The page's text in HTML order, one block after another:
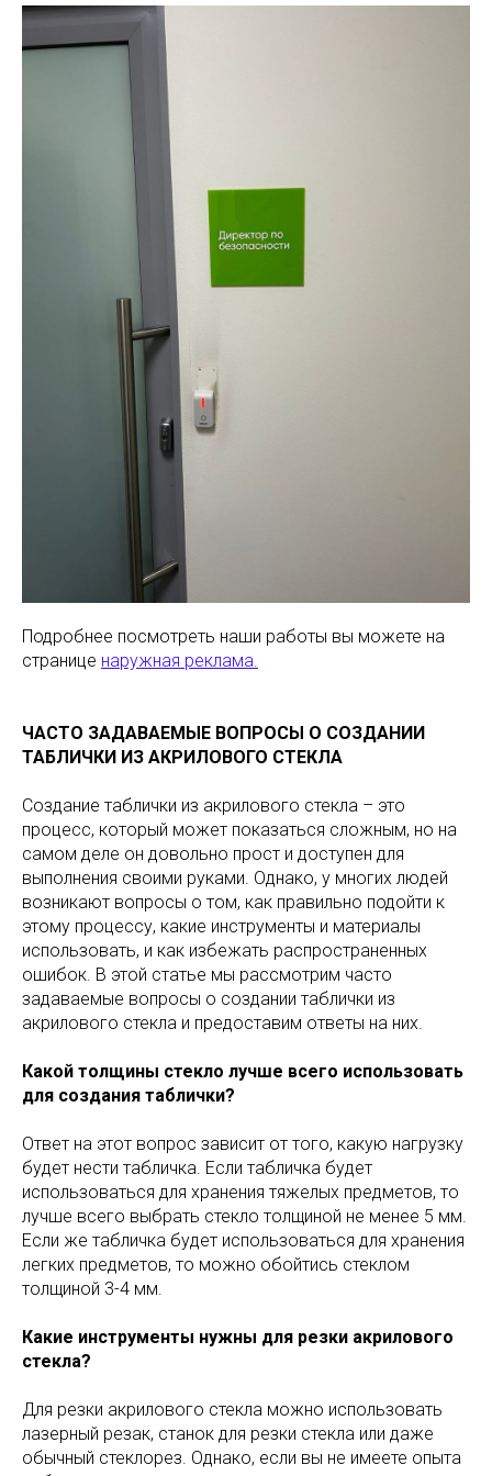
Подробнее посмотреть наши работы вы можете на
странице наружная реклама.
ЧАСТО ЗАДАВАЕМЫЕ ВОПРОСЫ О СОЗДАНИИ
ТАБЛИЧКИ ИЗ АКРИЛОВОГО СТЕКЛА
Создание таблички из акрилового стекла – это
процесс, который может показаться сложным, но на
самом деле он довольно прост и доступен для
выполнения своими руками. Однако, у многих людей
возникают вопросы о том, как правильно подойти к
этому процессу, какие инструменты и материалы
использовать, и как избежать распространенных
ошибок. В этой статье мы рассмотрим часто
задаваемые вопросы о создании таблички из
акрилового стекла и предоставим ответы на них.
Какой толщины стекло лучше всего использовать
для создания таблички?
Ответ на этот вопрос зависит от того, какую нагрузку
будет нести табличка. Если табличка будет
использоваться для хранения тяжелых предметов, то
лучше всего выбрать стекло толщиной не менее 5 мм.
Если же табличка будет использоваться для хранения
легких предметов, то можно обойтись стеклом
толщиной 3-4 мм.
Какие инструменты нужны для резки акрилового
стекла?
Для резки акрилового стекла можно использовать
лазерный резак, станок для резки стекла или даже
обычный стеклорез. Однако, если вы не имеете опыта